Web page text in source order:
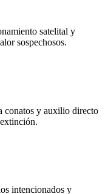
satelital y
sospechosos.
conatos y auxilio directo
intencionados y